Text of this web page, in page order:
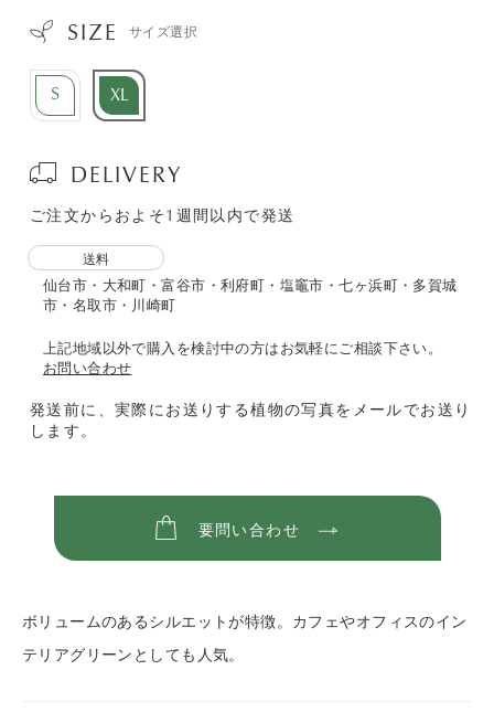
SIZE サイズ選択
S XL
DELIVERY
ご注文からおよそ1週間以内で発送
送料
仙台市・大和町・富谷市・利府町・塩竈市・七ヶ浜町・多賀城
市・名取市・川崎町
上記地域以外で購入を検討中の方はお気軽にご相談下さい。
お問い合わせ
発送前に、実際にお送りする植物の写真をメールでお送り
します。
要問い合わせ
ボリュームのあるシルエットが特徴。カフェやオフィスのイン
テリアグリーンとしても人気。